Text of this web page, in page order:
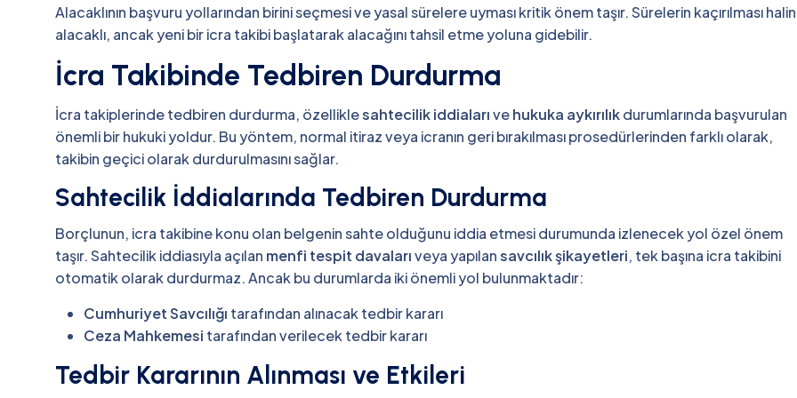
Alacaklının başvuru yollarından birini seçmesi ve yasal sürelere uyması kritik önem taşır. Sürelerin kaçırılması
alacaklı, ancak yeni bir icra takibi başlatarak alacağını tahsil etme yoluna gidebilir.
İcra Takibinde Tedbiren Durdurma
İcra takiplerinde tedbiren durdurma, özelliklesahtecilik iddialarıvehukuka aykırılıkdurumlarında başvurulan
önemli bir hukuki yoldur. Bu yöntem, normal itiraz veya icranın geri bırakılması prosedürlerinden farklı olarak,
takibin geçici olarak durdurulmasını sağlar.
Sahtecilik İddialarında Tedbiren Durdurma
Borçlunun, icra takibine konu olan belgenin sahte olduğunu iddia etmesi durumunda izlenecek yol özel önem
taşır. Sahtecilik iddiasıyla açılan menfi tespit davalarıveya yapılansavcılık şikayetleri, tek başına icra takibini
otomatik olarak durdurmaz. Ancak bu durumlarda iki önemli yol bulunmaktadır:
Cumhuriyet Savcılığı tarafından alınacak tedbir kararı
Ceza Mahkemesi tarafından verilecek tedbir kararı
Tedbir Kararının Alınması ve Etkileri